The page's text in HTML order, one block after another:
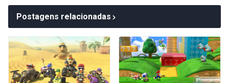
Postagens relacionadas